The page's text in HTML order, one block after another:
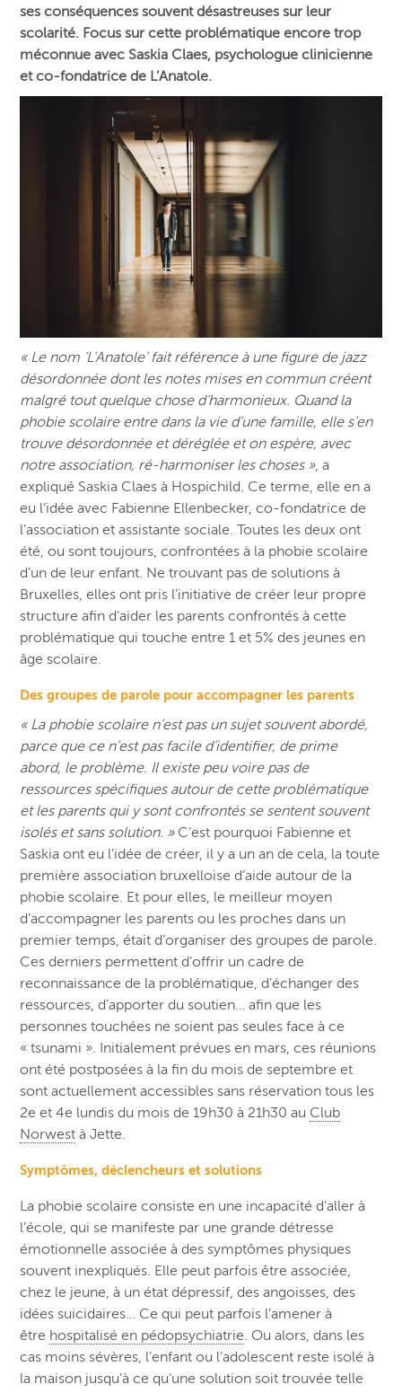
ses conséquences souvent désastreuses sur leur
scolarité. Focus sur cette problématique encore trop
méconnue avec Saskia Claes, psychologue clinicienne
et co-fondatrice de L’Anatole.
« Le nom ‘L’Anatole’ fait référence à une figure de jazz
désordonnée dont les notes mises en commun créent
malgré tout quelque chose d’harmonieux. Quand la
phobie scolaire entre dans la vie d’une famille, elle s’en
trouve désordonnée et déréglée et on espère, avec
notre association, ré-harmoniser les choses », a
expliqué Saskia Claes à Hospichild. Ce terme, elle en a
eu l’idée avec Fabienne Ellenbecker, co-fondatrice de
l’association et assistante sociale. Toutes les deux ont
été, ou sont toujours, confrontées à la phobie scolaire
d’un de leur enfant. Ne trouvant pas de solutions à
Bruxelles, elles ont pris l’initiative de créer leur propre
structure afin d’aider les parents confrontés à cette
problématique qui touche entre 1 et 5% des jeunes en
âge scolaire.
Des groupes de parole pour accompagner les parents
« La phobie scolaire n’est pas un sujet souvent abordé,
parce que ce n’est pas facile d’identifier, de prime
abord, le problème. Il existe peu voire pas de
ressources spécifiques autour de cette problématique
et les parents qui y sont confrontés se sentent souvent
isolés et sans solution. »C’est pourquoi Fabienne et
Saskia ont eu l’idée de créer, il y a un an de cela, la toute
première association bruxelloise d’aide autour de la
phobie scolaire. Et pour elles, le meilleur moyen
d’accompagner les parents ou les proches dans un
premier temps, était d’organiser des groupes de parole.
Ces derniers permettent d’offrir un cadre de
reconnaissance de la problématique, d’échanger des
ressources, d’apporter du soutien… afin que les
personnes touchées ne soient pas seules face à ce
« tsunami ». Initialement prévues en mars, ces réunions
ont été postposées à la fin du mois de septembre et
sont actuellement accessibles sans réservation tous les
2e et 4e lundis du mois de 19h30 à 21h30 au Club
Norwest à Jette.
Symptômes, déclencheurs et solutions
La phobie scolaire consiste en une incapacité d’aller à
l’école, qui se manifeste par une grande détresse
émotionnelle associée à des symptômes physiques
souvent inexpliqués. Elle peut parfois être associée,
chez le jeune, à un état dépressif, des angoisses, des
idées suicidaires… Ce qui peut parfois l’amener à
être hospitalisé en pédopsychiatrie. Ou alors, dans les
cas moins sévères, l’enfant ou l’adolescent reste isolé à
la maison jusqu’à ce qu’une solution soit trouvée telle